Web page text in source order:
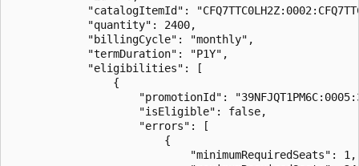
"catalogItemId":
            "quantity": 2400,
            "billingCycle": "monthly",
            "termDuration": "P1Y",
            "eligibilities": [
                {
"promotionId":
                    "isEligible": false,
                    "errors": [
                        {
                            "minimumRequiredSeats": 1,